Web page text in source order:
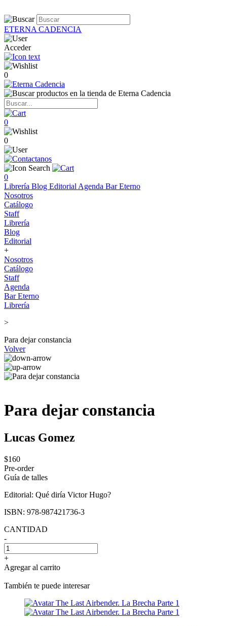
ETERNA CADENCIA
Acceder
0
0
0
0
Librería Blog Editorial Agenda Bar Eterno
Nosotros
Catálogo
Staff
Librería
Blog
Editorial
+
Nosotros
Catálogo
Staff
Agenda
Bar Eterno
Librería
>
Para dejar constancia
Volver
Para dejar constancia
Lucas Gomez
$160
Pre-order
Guía de talles
Editorial: Qué diría Victor Hugo?
ISBN: 978-987421736-3
CANTIDAD
-
+
Agregar al carrito
También te puede interesar